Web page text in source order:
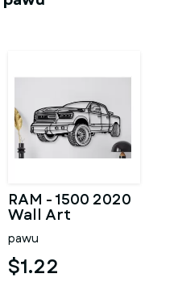
RAM - 1500 2020
Wall Art
pawu
$1.22